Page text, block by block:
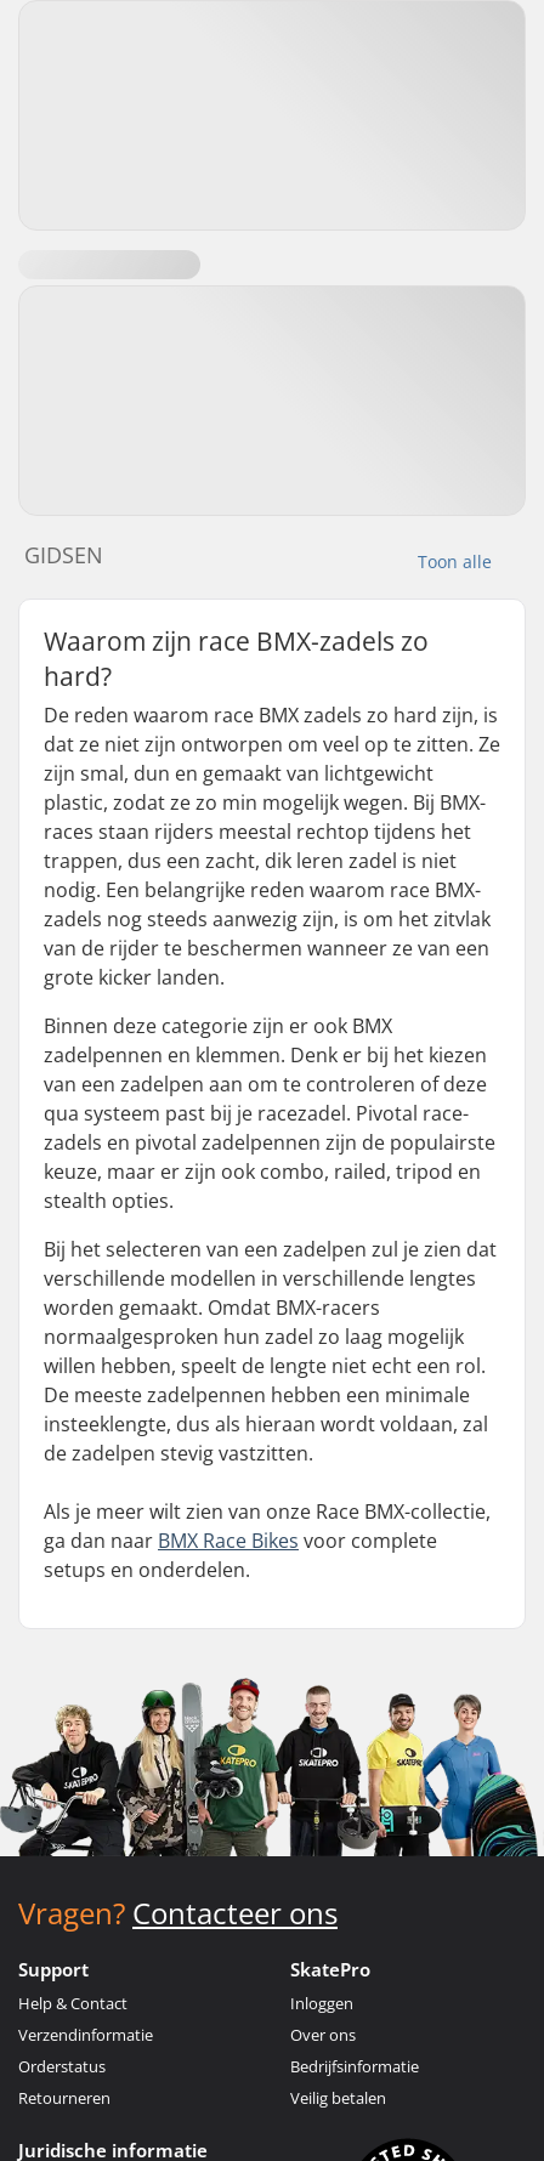
Toon alle
GIDSEN
Waarom zijn race BMX-zadels zo
hard?
De reden waarom race BMX zadels zo hard zijn, is
dat ze niet zijn ontworpen om veel op te zitten. Ze
zijn smal, dun en gemaakt van lichtgewicht
plastic, zodat ze zo min mogelijk wegen. Bij BMX-
races staan rijders meestal rechtop tijdens het
trappen, dus een zacht, dik leren zadel is niet
nodig. Een belangrijke reden waarom race BMX-
zadels nog steeds aanwezig zijn, is om het zitvlak
van de rijder te beschermen wanneer ze van een
grote kicker landen.
Binnen deze categorie zijn er ook BMX
zadelpennen en klemmen. Denk er bij het kiezen
van een zadelpen aan om te controleren of deze
qua systeem past bij je racezadel. Pivotal race-
zadels en pivotal zadelpennen zijn de populairste
keuze, maar er zijn ook combo, railed, tripod en
stealth opties.
Bij het selecteren van een zadelpen zul je zien dat
verschillende modellen in verschillende lengtes
worden gemaakt. Omdat BMX-racers
normaalgesproken hun zadel zo laag mogelijk
willen hebben, speelt de lengte niet echt een rol.
De meeste zadelpennen hebben een minimale
insteeklengte, dus als hieraan wordt voldaan, zal
de zadelpen stevig vastzitten.
Als je meer wilt zien van onze Race BMX-collectie,
ga dan naar BMX Race Bikes voor complete
setups en onderdelen.
Vragen? Contacteer ons
Support
Help & Contact
Verzendinformatie
Orderstatus
Retourneren
SkatePro
Inloggen
Over ons
Bedrijfsinformatie
Veilig betalen
Juridische informatie